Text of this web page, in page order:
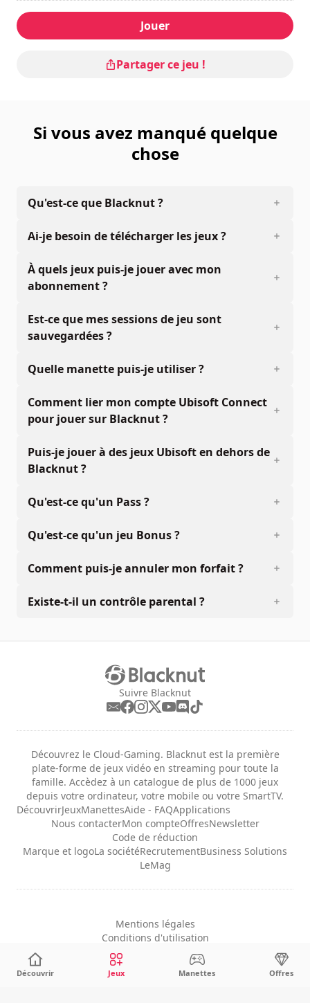
Note
Jouer
Partager ce jeu !
Si vous avez manqué quelque
chose
Qu'est-ce que Blacknut ?
Ai-je besoin de télécharger les jeux ?
À quels jeux puis-je jouer avec mon
abonnement ?
Est-ce que mes sessions de jeu sont
sauvegardées ?
Quelle manette puis-je utiliser ?
Comment lier mon compte Ubisoft Connect
pour jouer sur Blacknut ?
Puis-je jouer à des jeux Ubisoft en dehors de
Blacknut ?
Qu'est-ce qu'un Pass ?
Qu'est-ce qu'un jeu Bonus ?
Comment puis-je annuler mon forfait ?
Existe-t-il un contrôle parental ?
Suivre Blacknut
Découvrez le Cloud-Gaming. Blacknut est la première
plate-forme de jeux vidéo en streaming pour toute la
famille. Accèdez à un catalogue de plus de 1000 jeux
depuis votre ordinateur, votre mobile ou votre SmartTV.
DécouvrirJeuxManettesAide - FAQApplications
Nous contacterMon compteOffresNewsletter
Code de réduction
Marque et logoLa sociétéRecrutementBusiness Solutions
LeMag
Mentions légales
Conditions d'utilisation
Confidentialité
Configuration des cookies
Découvrir Jeux Manettes Offres